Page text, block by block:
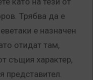
Трябва да е
е назначен
отидат там,
същия характер,
представител.